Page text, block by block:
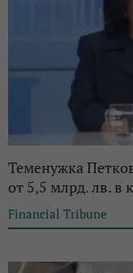
Теменужка
от 5,5 млрд. лв. в
Financial Tribune